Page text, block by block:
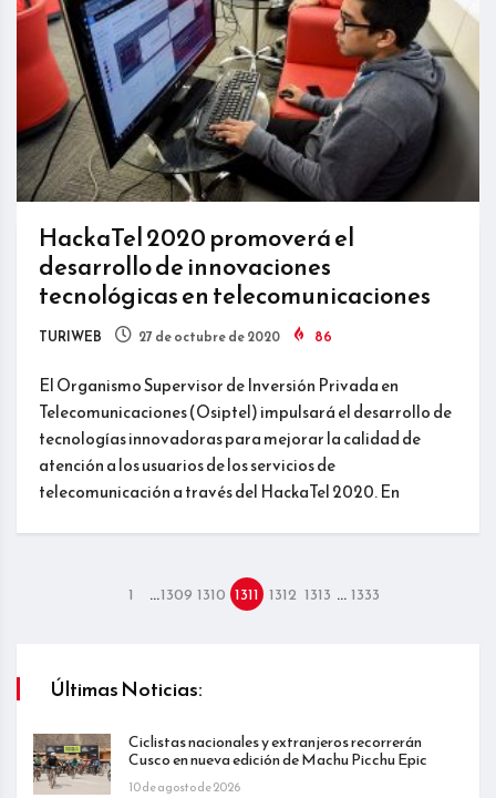
HackaTel 2020 promoverá el
desarrollo de innovaciones
tecnológicas en telecomunicaciones
TURIWEB 27 de octubre de 2020 86
El Organismo Supervisor de Inversión Privada en
Telecomunicaciones (Osiptel) impulsará el desarrollo de
tecnologías innovadoras para mejorar la calidad de
atención a los usuarios de los servicios de
telecomunicación a través del HackaTel 2020. En
1 …1309 1310 1311 1312 1313 …1333
Últimas Noticias:
Ciclistas nacionales y extranjeros recorrerán
Cusco en nueva edición de Machu Picchu Epic
10 de agosto de 2026